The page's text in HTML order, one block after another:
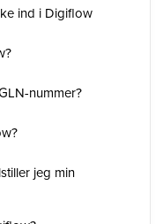
ind i Digiflow
nummer?
jeg min